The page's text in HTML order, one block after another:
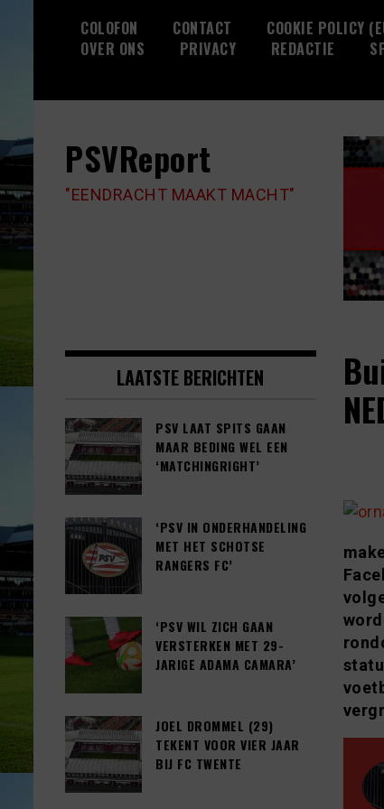
COLOFON CONTACT COOKIE POLICY
OVER ONS
PRIVACY REDACTIE
PSVReport
"EENDRACHT MAAKT MACHT"
LAATSTE BERICHTEN
PSV LAAT SPITS GAAN
MAAR BEDING WEL EEN
‘MATCHINGRIGHT’
‘PSV IN ONDERHANDELING
MET HET SCHOTSE
RANGERS FC’
‘PSV WIL ZICH GAAN
VERSTERKEN MET 29-
JARIGE ADAMA CAMARA’
JOEL DROMMEL (29)
TEKENT VOOR VIER JAAR
BIJ FC TWENTE